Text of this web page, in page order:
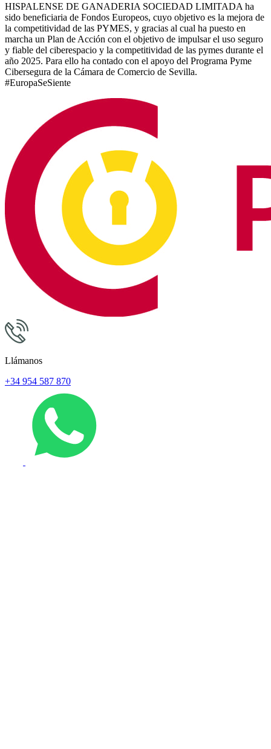
HISPALENSE DE GANADERIA SOCIEDAD LIMITADA ha
sido beneficiaria de Fondos Europeos, cuyo objetivo es la mejora de
la competitividad de las PYMES, y gracias al cual ha puesto en
marcha un Plan de Acción con el objetivo de impulsar el uso seguro
y fiable del ciberespacio y la competitividad de las pymes durante el
año 2025. Para ello ha contado con el apoyo del Programa Pyme
Cibersegura de la Cámara de Comercio de Sevilla.
#EuropaSeSiente
Llámanos
+34 954 587 870